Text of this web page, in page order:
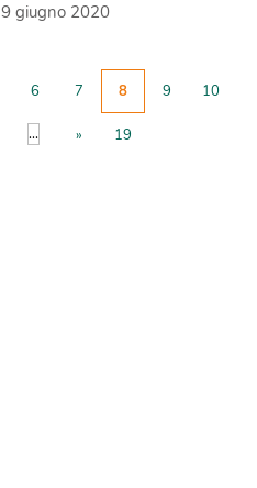
9 giugno 2020
6 7 8 9 10
... » 19